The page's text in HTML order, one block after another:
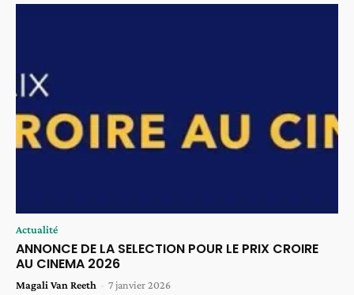
Actualité
ANNONCE DE LA SELECTION POUR LE PRIX CROIRE
AU CINEMA 2026
Magali Van Reeth - 7 janvier 2026